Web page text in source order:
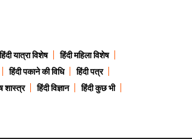
हिंदी यात्रा विशेष
हिंदी महिला विशेष
हिंदी पकाने की विधि
हिंदी पत्र
शास्त्र हिंदी विज्ञान
हिंदी कुछ भी